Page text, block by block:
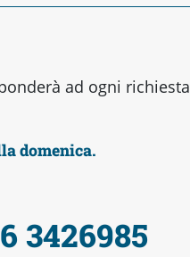
ad ogni richiesta
domenica.
3426985